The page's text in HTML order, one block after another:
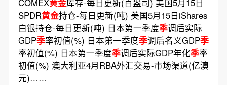
COMEX黄金库存-每日更新(百盎司) 美国5月15日
SPDR黄金持仓-每日更新(吨) 美国5月15日iShares
白银持仓-每日更新(吨) 日本第一季度季调后实际
GDP季率初值(%) 日本第一季度季调后名义GDP季
率初值(%) 日本第一季度季调后实际GDP年化季率
初值(%) 澳大利亚4月RBA外汇交易-市场渠道(亿澳
元)……